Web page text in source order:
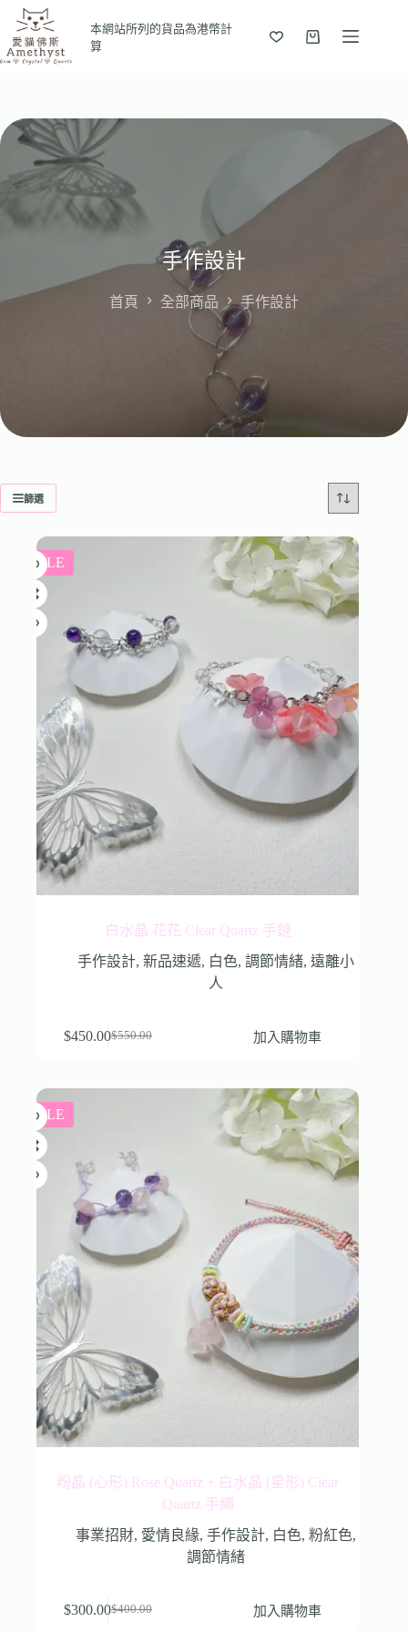
本網站所列的貨品為港幣計
算
手作設計
首頁 全部商品 手作設計
篩選
SALE
白水晶 花花 Clear Quartz 手鏈
手作設計,新品速遞, 白色,調節情緒,遠離小
人
$550.00
$450.00 加入購物車
SALE
粉晶 (心形) Rose Quartz + 白水晶 (星形) Clear
Quartz 手繩
事業招財, 愛情良緣,手作設計, 白色,粉紅色,
調節情緒
$400.00
$300.00 加入購物車